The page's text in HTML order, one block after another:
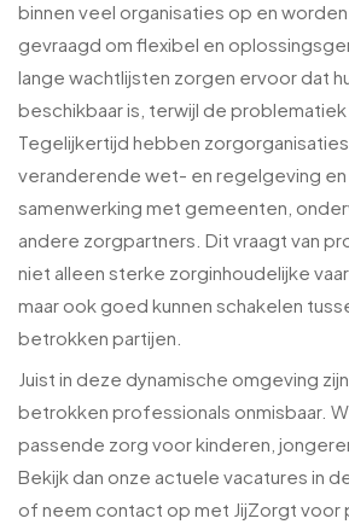
binnen veel organisaties op en
gevraagd om flexibel en
lange wachtlijsten zorgen ervoor dat
beschikbaar is, terwijl de problematiek
Tegelijkertijd hebben
veranderende wet- en regelgeving
samenwerking met gemeenten,
andere zorgpartners. Dit vraagt van
niet alleen sterke zorginhoudelijke
maar ook goed kunnen schakelen
betrokken partijen.
Juist in deze dynamische omgeving
betrokken professionals onmisbaar.
passende zorg voor kinderen,
Bekijk dan onze actuele vacatures in
of neem contact op met JijZorgt voor